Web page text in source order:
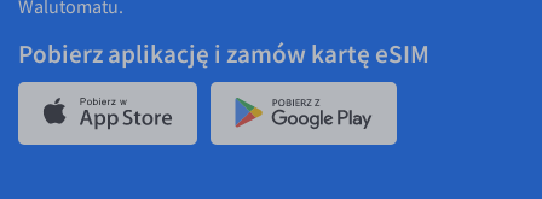
GBP/PLN
CZK/PLN
DKK/PLN
Dla firm
API dla biznesu
Partnerstwa
JAK TO DZIAŁA
Jak to działa
Prowizje i rabaty
BLOG
Blog
KONTAKT
PL
Walutomatu.
Pobierz aplikację i zamów kartę eSIM